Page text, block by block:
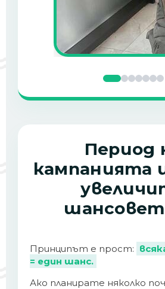
Период
кампанията
Принципът е прост:
= един шанс.
Ако планирате няколко